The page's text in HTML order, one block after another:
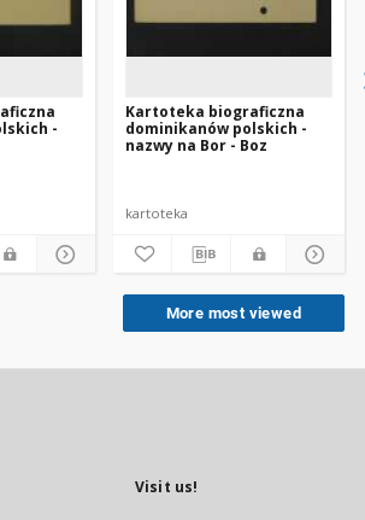
-
Kartoteka biograficzna
dominikanów polskich -
nazwy na Bor - Boz
kartoteka
More most viewed
Visit us!